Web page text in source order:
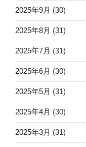
2025年9月 (30)
2025年8月 (31)
2025年7月 (31)
2025年6月 (30)
2025年5月 (31)
2025年4月 (30)
2025年3月 (31)